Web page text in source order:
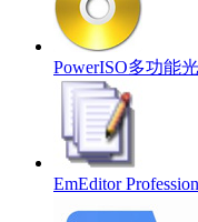
PowerISO多功能
EmEditor